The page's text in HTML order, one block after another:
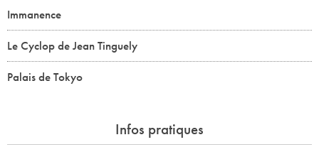
Immanence
Le Cyclop de Jean Tinguely
Palais de Tokyo
Infos pratiques